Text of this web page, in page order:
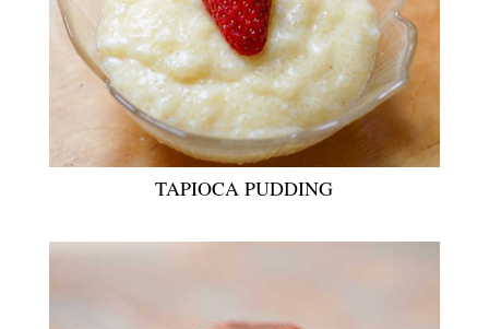
TAPIOCA PUDDING